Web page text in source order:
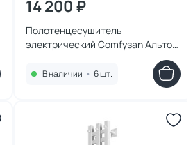
14 200 ₽
Полотенцесушитель
электрический Comfysan Альто
золото
В наличии • 6 шт.